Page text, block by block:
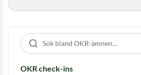
Sök bland guider
OKR check-ins